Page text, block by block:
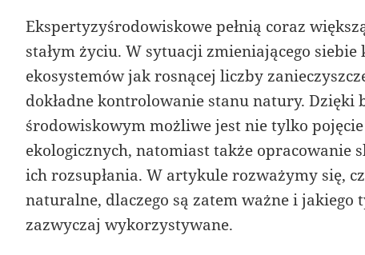
Ekspertyzyśrodowiskowe pełnią coraz
stałym życiu. W sytuacji zmieniającego
ekosystemów jak rosnącej liczby
dokładne kontrolowanie stanu natury. Dzięki
środowiskowym możliwe jest nie tylko
ekologicznych, natomiast także opracowanie
ich rozsupłania. W artykule rozważymy się,
naturalne, dlaczego są zatem ważne i jakiego
zazwyczaj wykorzystywane.